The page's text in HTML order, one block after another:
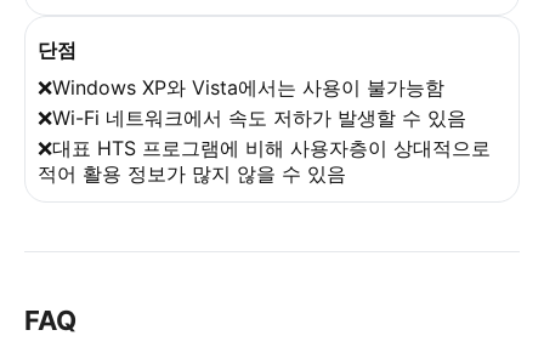
단점
❌Windows XP와 Vista에서는 사용이 불가능함
❌Wi-Fi 네트워크에서 속도 저하가 발생할 수 있음
❌대표 HTS 프로그램에 비해 사용자층이 상대적으로
적어 활용 정보가 많지 않을 수 있음
FAQ